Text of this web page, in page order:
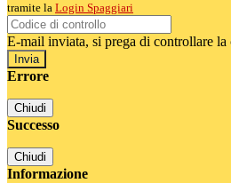
tramite la Login Spaggiari
E-mail inviata, si prega di controllare la
Errore
Chiudi
Successo
Chiudi
Informazione